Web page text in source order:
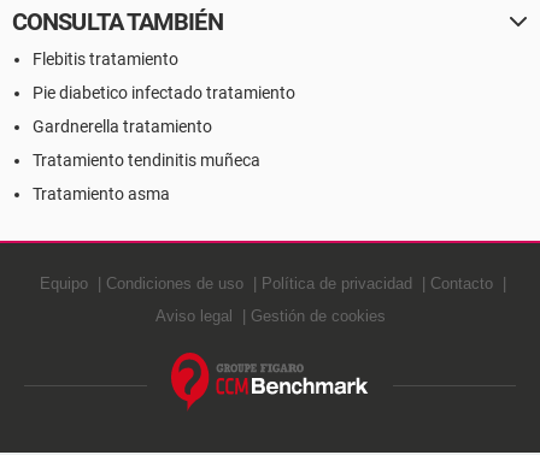
CONSULTA TAMBIÉN
Flebitis tratamiento
Pie diabetico infectado tratamiento
Gardnerella tratamiento
Tratamiento tendinitis muñeca
Tratamiento asma
Equipo Condiciones de uso Política de privacidad
Contacto
Aviso legal
Gestión de cookies